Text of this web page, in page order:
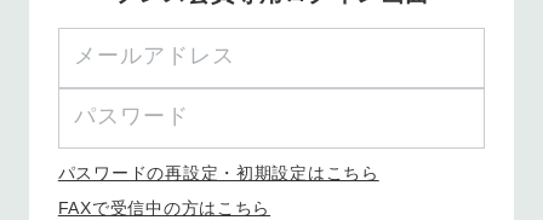
パスワードの再設定・初期設定はこちら
FAXで受信中の方はこちら